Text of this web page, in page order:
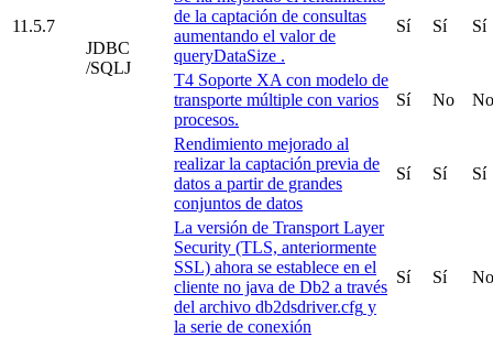
11.5.7
JDBC
/SQLJ
de la captación de consultas
aumentando el valor de
queryDataSize .
Sí Sí Sí
T4 Soporte XA con modelo de
transporte múltiple con varios
procesos.
Sí No No
Rendimiento mejorado al
realizar la captación previa de
datos a partir de grandes
conjuntos de datos
Sí Sí Sí
La versión de Transport Layer
Security (TLS, anteriormente
SSL) ahora se establece en el
cliente no java de Db2 a través
del archivo db2dsdriver.cfg y
la serie de conexión
Sí Sí No